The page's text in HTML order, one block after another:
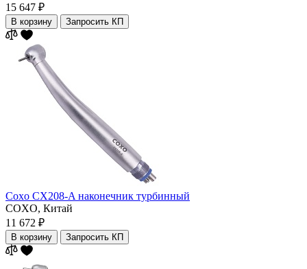
15 647 ₽
В корзину Запросить КП
Coxo CX208-A наконечник турбинный
COXO, Китай
11 672 ₽
В корзину Запросить КП